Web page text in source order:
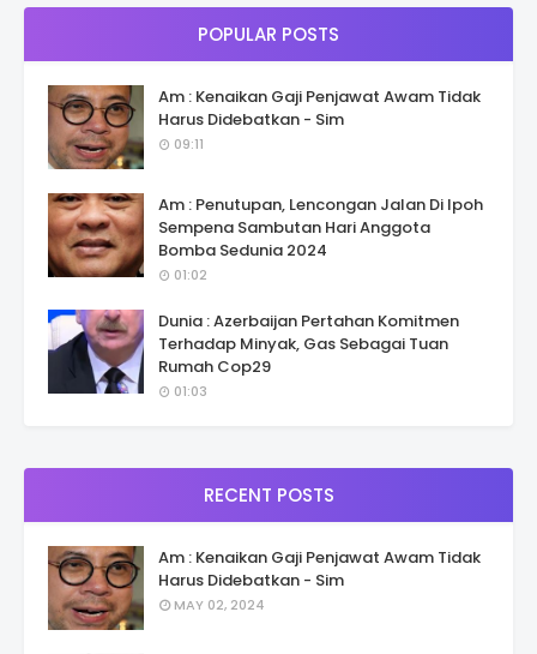
POPULAR POSTS
Am : Kenaikan Gaji Penjawat Awam Tidak
Harus Didebatkan - Sim
09:11
Am : Penutupan, Lencongan Jalan Di Ipoh
Sempena Sambutan Hari Anggota
Bomba Sedunia 2024
01:02
Dunia : Azerbaijan Pertahan Komitmen
Terhadap Minyak, Gas Sebagai Tuan
Rumah Cop29
01:03
RECENT POSTS
Am : Kenaikan Gaji Penjawat Awam Tidak
Harus Didebatkan - Sim
MAY 02, 2024